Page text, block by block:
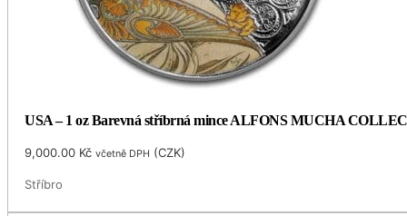
USA – 1 oz Barevná stříbrná mince ALFONS MUCHA
9,000.00 Kč včetně DPH (CZK)
Stříbro